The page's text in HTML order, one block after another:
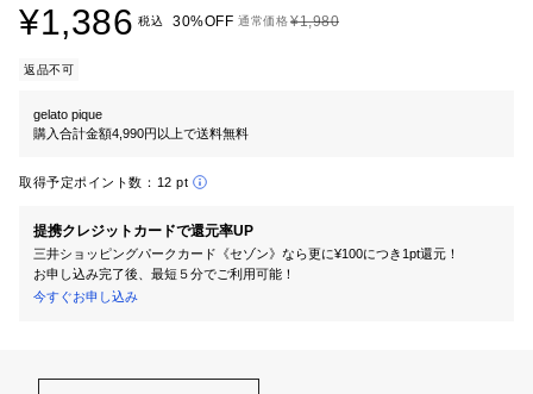
¥1,386 税込 30%OFF 通常価格¥1,980
返品不可
gelato pique
購入合計金額4,990円以上で送料無料
取得予定ポイント数： 12 pt
提携クレジットカードで還元率UP
三井ショッピングパークカード《セゾン》なら更に¥100につき1pt還元！
お申し込み完了後、最短５分でご利用可能！
今すぐお申し込み